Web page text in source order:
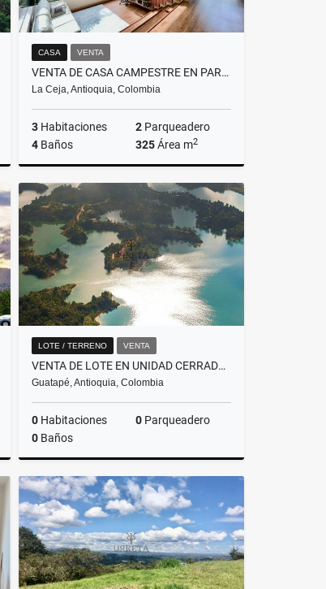
CASA VENTA
VENTA DE CASA CAMPESTRE EN PARCELACION EN LA CEJA, EL CAPIRO
La Ceja, Antioquia, Colombia
3 Habitaciones 2 Parqueadero
4 Baños 325Área m2
Venta
$2.900.000.000
LOTE / TERRENO VENTA
VENTA DE LOTE EN UNIDAD CERRADA, CON SALIDA AL EMBALSE - GUATAPE
Guatapé, Antioquia, Colombia
0 Habitaciones 0 Parqueadero
0 Baños
$580.000.000